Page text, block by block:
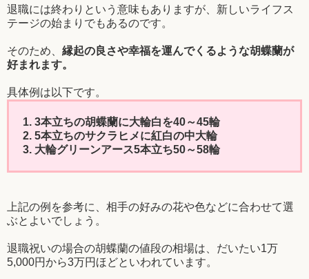
退職には終わりという意味もありますが、新しいライフス
テージの始まりでもあるのです。
そのため、 縁起の良さや幸福を運んでくるような胡蝶蘭が
好まれます。
具体例は以下です。
1. 3本立ちの胡蝶蘭に大輪白を40～45輪
2. 5本立ちのサクラヒメに紅白の中大輪
3. 大輪グリーンアース5本立ち50～58輪
上記の例を参考に、相手の好みの花や色などに合わせて選
ぶとよいでしょう。
退職祝いの場合の胡蝶蘭の値段の相場は、だいたい1万
5,000円から3万円ほどといわれています。